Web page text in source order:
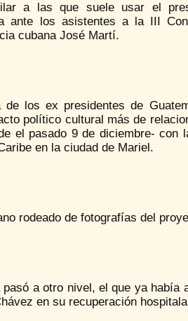
a las que suele usar el
ante los asistentes a la III
cubana José Martí.
los ex presidentes de
político cultural más de
el pasado 9 de diciembre-
en la ciudad de Mariel.
rodeado de fotografías del
a otro nivel, el que ya había
en su recuperación